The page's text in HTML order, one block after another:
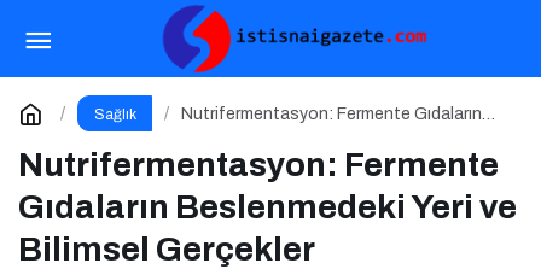
Sağlık
Nutrifermentasyon: Fermente Gıdaların
Nutrifermentasyon: Fermente
Gıdaların Beslenmedeki Yeri ve
Bilimsel Gerçekler
Beslenme Biliminde “Bioavailability” Kavramı:
Hangi Besin Ne Kadar Emilir?
Yorum Yap